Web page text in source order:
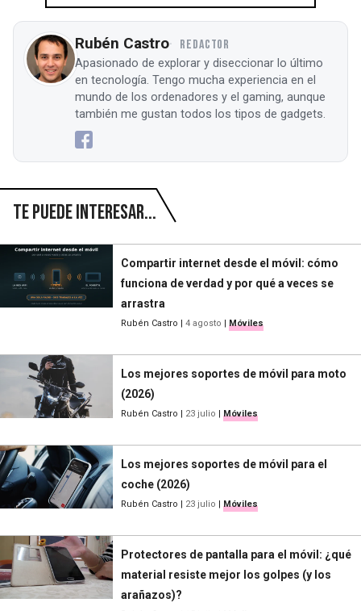
Rubén Castro REDACTOR
Apasionado de explorar y diseccionar lo último
en tecnología. Tengo mucha experiencia en el
mundo de los ordenadores y el gaming, aunque
también me gustan todos los tipos de gadgets.
Te puede interesar...
Compartir internet desde el móvil: cómo
funciona de verdad y por qué a veces se
arrastra
Rubén Castro | 4 agosto | Móviles
Los mejores soportes de móvil para moto
(2026)
Rubén Castro | 23 julio | Móviles
Los mejores soportes de móvil para el
coche (2026)
Rubén Castro | 23 julio | Móviles
Protectores de pantalla para el móvil: ¿qué
material resiste mejor los golpes (y los
arañazos)?